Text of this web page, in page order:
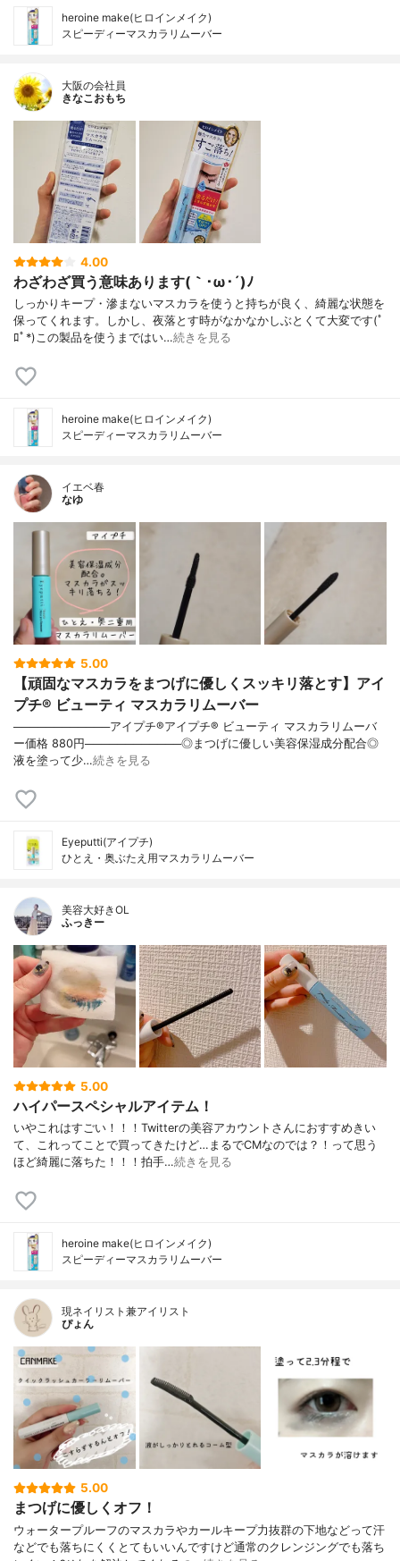
heroine make(ヒロインメイク)
スピーディーマスカラリムーバー
大阪の会社員
きなこおもち
4.00
わざわざ買う意味あります(｀･ω･´)ﾉ
しっかりキープ・滲まないマスカラを使うと持ちが良く、綺麗な状態を
保ってくれます。しかし、夜落とす時がなかなかしぶとくて大変です(ﾟ
ﾛﾟ*)この製品を使うまではい…続きを見る
heroine make(ヒロインメイク)
スピーディーマスカラリムーバー
イエベ春
なゆ
5.00
【頑固なマスカラをまつげに優しくスッキリ落とす】アイ
プチ® ビューティ マスカラリムーバー
────────────アイプチ®アイプチ® ビューティ マスカラリムーバ
ー価格 880円────────────◎まつげに優しい美容保湿成分配合◎
液を塗って少…続きを見る
Eyeputti(アイプチ)
ひとえ・奥ぶたえ用マスカラリムーバー
美容大好きOL
ふっきー
5.00
ハイパースペシャルアイテム！
いやこれはすごい！！！Twitterの美容アカウントさんにおすすめきい
て、これってことで買ってきたけど…まるでCMなのでは？！って思う
ほど綺麗に落ちた！！！拍手…続きを見る
heroine make(ヒロインメイク)
スピーディーマスカラリムーバー
現ネイリスト兼アイリスト
ぴょん
5.00
まつげに優しくオフ！
ウォータープルーフのマスカラやカールキープ力抜群の下地などって汗
などでも落ちにくくとてもいいんですけど通常のクレンジングでも落ち